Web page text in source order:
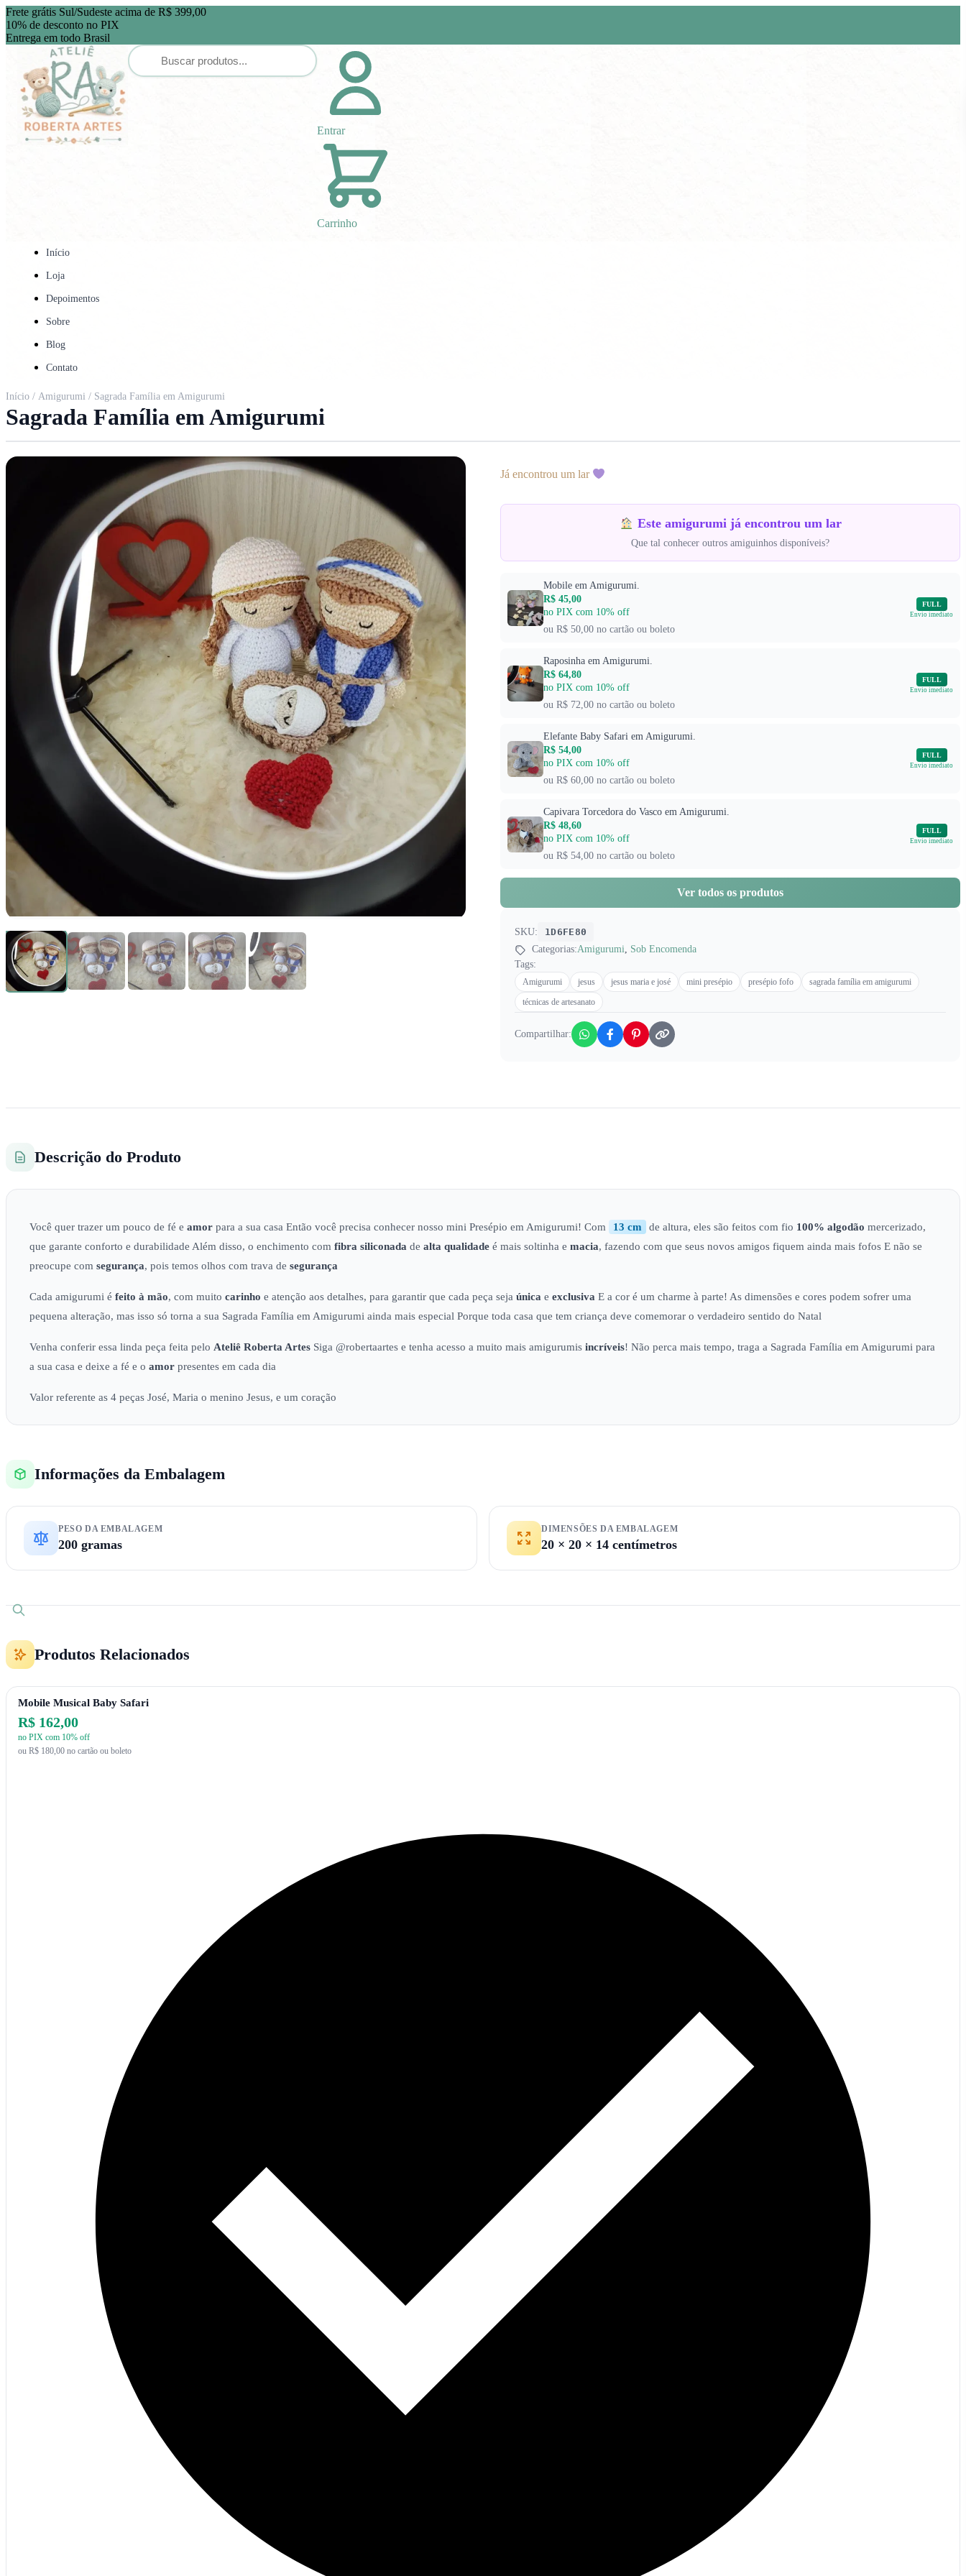
Frete grátis Sul/Sudeste acima de R$ 399,00
10% de desconto no PIX
Entrega em todo Brasil
Entrar
Carrinho
Início
Loja
Depoimentos
Sobre
Blog
Contato
Início / Amigurumi / Sagrada Família em Amigurumi
Sagrada Família em Amigurumi
Já encontrou um lar
Este amigurumi já encontrou um lar
Que tal conhecer outros amiguinhos disponíveis?
Mobile em Amigurumi.
R$ 45,00
no PIX com 10% off
ou R$ 50,00 no cartão ou boleto
FULL
Envio imediato
Raposinha em Amigurumi.
R$ 64,80
no PIX com 10% off
ou R$ 72,00 no cartão ou boleto
FULL
Envio imediato
Elefante Baby Safari em Amigurumi.
R$ 54,00
no PIX com 10% off
ou R$ 60,00 no cartão ou boleto
FULL
Envio imediato
Capivara Torcedora do Vasco em Amigurumi.
R$ 48,60
no PIX com 10% off
ou R$ 54,00 no cartão ou boleto
FULL
Envio imediato
Ver todos os produtos
SKU:
1D6FE80
Categorias:Amigurumi, Sob Encomenda
Tags:
Amigurumi jesus jesus maria e josé mini presépio presépio fofo
sagrada família em amigurumi
técnicas de artesanato
Compartilhar:
Descrição do Produto
Você quer trazer um pouco de fé e amor para a sua casa Então você precisa conhecer nosso mini Presépio em Amigurumi! Com 13 cm de altura, eles são feitos com fio 100% algodão mercerizado,
que garante conforto e durabilidade Além disso, o enchimento com fibra siliconada de alta qualidade é mais soltinha e macia, fazendo com que seus novos amigos fiquem ainda mais fofos E não se
preocupe com segurança, pois temos olhos com trava de segurança
Cada amigurumi é feito à mão, com muito carinho e atenção aos detalhes, para garantir que cada peça seja única e exclusiva E a cor é um charme à parte! As dimensões e cores podem sofrer uma
pequena alteração, mas isso só torna a sua Sagrada Família em Amigurumi ainda mais especial Porque toda casa que tem criança deve comemorar o verdadeiro sentido do Natal
Venha conferir essa linda peça feita pelo Ateliê Roberta Artes Siga @robertaartes e tenha acesso a muito mais amigurumis incríveis! Não perca mais tempo, traga a Sagrada Família em Amigurumi para
a sua casa e deixe a fé e o amor presentes em cada dia
Valor referente as 4 peças José, Maria o menino Jesus, e um coração
Informações da Embalagem
PESO DA EMBALAGEM
200 gramas
DIMENSÕES DA EMBALAGEM
20 × 20 × 14 centímetros
Produtos Relacionados
Mobile Musical Baby Safari
R$ 162,00
no PIX com 10% off
ou R$ 180,00 no cartão ou boleto